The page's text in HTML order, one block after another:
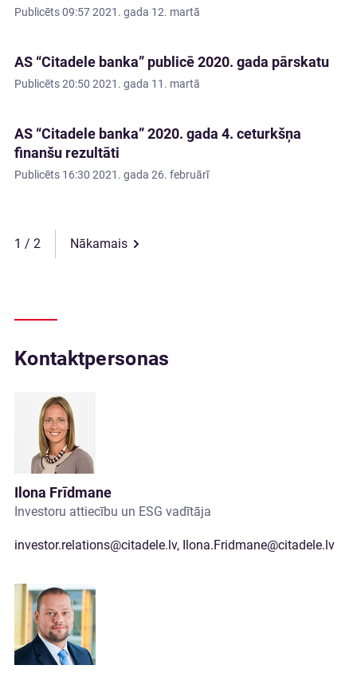
Publicēts09:57 2021. gada 12. martā
AS “Citadele banka” publicē 2020. gada pārskatu
Publicēts20:50 2021. gada 11. martā
AS “Citadele banka” 2020. gada 4. ceturkšņa
finanšu rezultāti
Publicēts 16:30 2021. gada 26. februārī
1 Nākamais
Kontaktpersonas
Ilona Frīdmane
Investoru attiecību un ESG vadītāja
investor.relations@citadele.lv, Ilona.Fridmane@citadele.lv